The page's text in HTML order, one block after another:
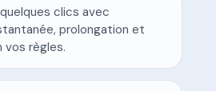
clics avec
prolongation et
vos règles.